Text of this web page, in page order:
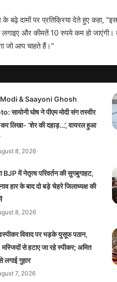
दामों पर प्रतिक्रिया देते हुए कहा,
लगाइए और कीमतें 10 रुपये कम हो
जो आप चाहते हैं।"
& Saayoni Ghosh
सायोनी घोष ने पीएम मोदी संग तस्वीर
लिखा- ‘शेर की दहाड़…’, वायरल हुआ
8, 2026
BJP में नेतृत्व परिवर्तन की सुगबुगाहट,
हार के बाद दो बड़े चेहरे जिलाध्यक्ष की
8, 2026
विवाद पर भड़के युसूफ पठान,
से हटाए जा रहे स्पीकर; अमित
लगाई गुहार
7, 2026